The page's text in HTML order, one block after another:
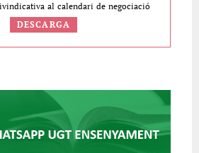
al calendari de negociació
DESCARGA